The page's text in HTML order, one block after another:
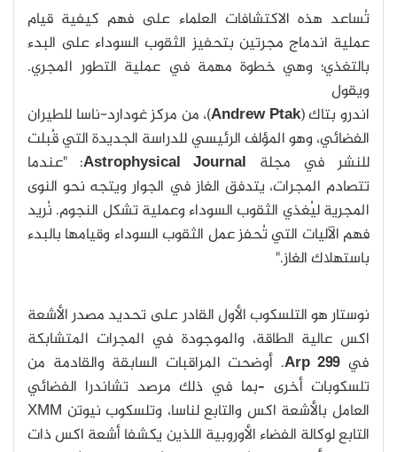
تُساعد هذه الاكتشافات العلماء على فهم كيفية قيام
عملية اندماج مجرتين بتحفيز الثقوب السوداء على البدء
بالتغذي؛ وهي خطوة مهمة في عملية التطور المجري.
ويقول
اندرو بتاك (Andrew Ptak)، من مركز غودارد-ناسا للطيران
الفضائي، وهو المؤلف الرئيسي للدراسة الجديدة التي قُبلت
للنشر في مجلة Astrophysical Journal: "عندما
تتصادم المجرات، يتدفق الغاز في الجوار ويتجه نحو النوى
المجرية ليُغذي الثقوب السوداء وعملية تشكل النجوم. نُريد
فهم الآليات التي تُحفز عمل الثقوب السوداء وقيامها بالبدء
باستهلاك الغاز."
نوستار هو التلسكوب الأول القادر على تحديد مصدر الأشعة
اكس عالية الطاقة، والموجودة في المجرات المتشابكة
فيArp 299. أوضحت المراقبات السابقة والقادمة من
تلسكوبات أخرى –بما في ذلك مرصد تشاندرا الفضائي
العامل بالأشعة اكس والتابع لناسا، وتلسكوب نيوتن XMM
التابع لوكالة الفضاء الأوروبية اللذين يكشفا أشعة اكس ذات